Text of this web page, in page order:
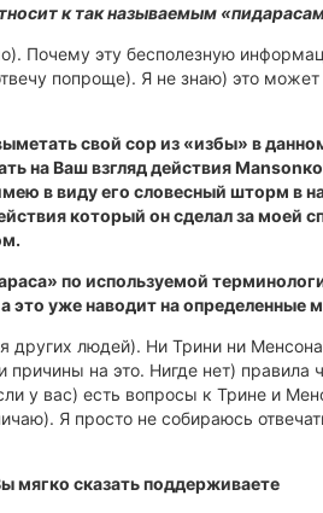
к так называемым
Почему эту бесполезную
попроще). Я не знаю) это может
свой сор из «избы» в
на Ваш взгляд действия
в виду его словесный шторм в
который он сделал за моей
по используемой
это уже наводит на определенные
других людей). Ни Трини ни
на это. Нигде нет) правила
у вас) есть вопросы к Трине и
Я просто не собираюсь
мягко сказать поддерживаете